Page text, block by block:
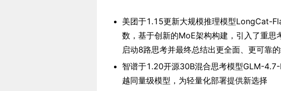
美团于1.15更新大规模推理模型LongCat-
数，基于创新的MoE架构构建，引入了重
启动8路思考并最终总结出更全面、更可靠
智谱于1.20开源30B混合思考模型GLM-
越同量级模型，为轻量化部署提供新选择